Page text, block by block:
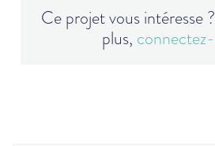
Ce projet vous intéresse ?
plus,